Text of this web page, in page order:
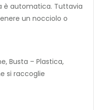
è automatica. Tuttavia
un nocciolo o
Busta – Plastica,
si raccoglie